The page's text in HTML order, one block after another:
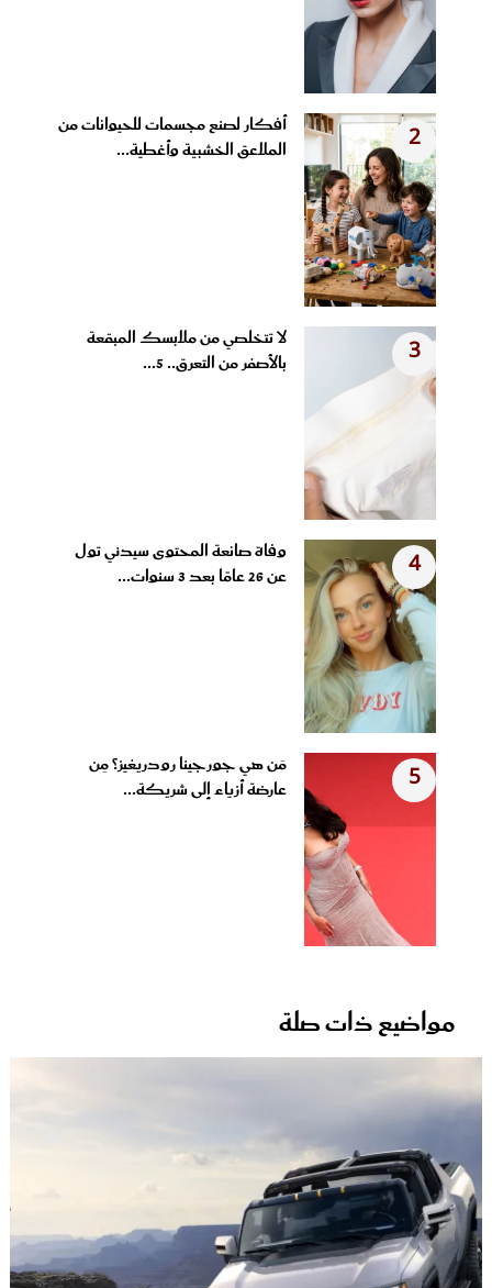
2
أفكار لصنع مجسمات للحيوانات من
الملاعق الخشبية وأغطية...
3
لا تتخلصي من ملابسك المبقعة
بالأصفر من التعرق.. 5...
4
وفاة صانعة المحتوى سيدني تول
عن 26 عامًا بعد 3 سنوات...
5
مَن هي جورجينا رودريغيز؟ مِن
عارضة أزياء إلى شريكة...
مواضيع ذات صلة